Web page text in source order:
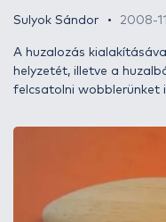
Sulyok Sándor 2008-
A huzalozás
helyzetét, illetve a
felcsatolni wobblerünket
FC-nek ez némi